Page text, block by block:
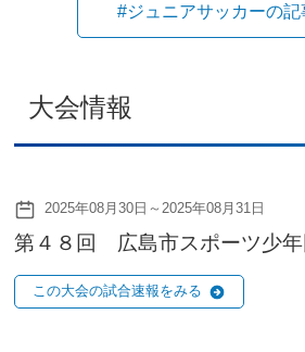
#ジュニアサッカーの記
大会情報
2025年08月30日～2025年08月31日
第４８回 広島市スポーツ少年
この大会の試合速報をみる